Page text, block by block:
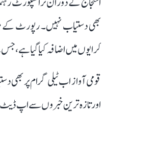
بھی دستیاب نہیں۔ رپورٹ کے
کرایوں میں اضافہ کیا گیا ہے،
قومی آواز اب ٹیلی گرام پر
اور تازہ ترین خبروں سے اپ